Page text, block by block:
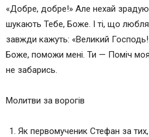
«Добре, добре!» Але нехай
шукають Тебе, Боже. І ті, що
завжди кажуть: «Великий
Боже, поможи мені. Ти — Поміч моя
не забарись.
Молитви за ворогів
Як первомученик Стефан за